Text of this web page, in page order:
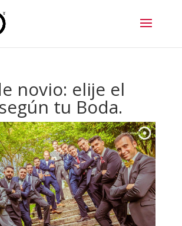
novio: elije el
tu Boda.